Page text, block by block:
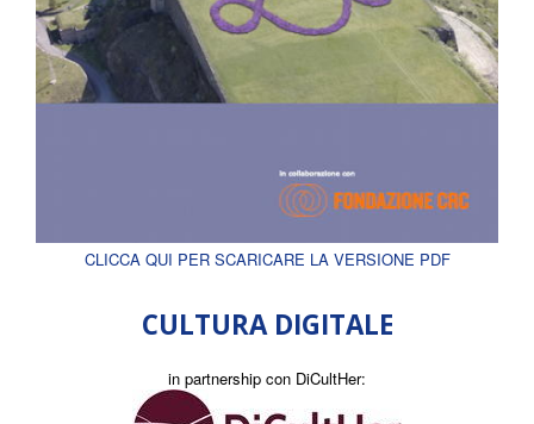
CLICCA QUI PER SCARICARE LA VERSIONE PDF
CULTURA DIGITALE
in partnership con DiCultHer: